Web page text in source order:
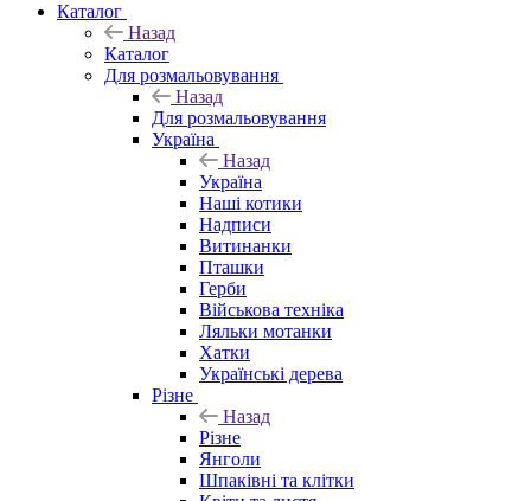
Каталог
Назад
Каталог
Для розмальовування
Назад
Для розмальовування
Україна
Назад
Україна
Наші котики
Надписи
Витинанки
Пташки
Герби
Військова техніка
Ляльки мотанки
Хатки
Українські дерева
Різне
Назад
Різне
Янголи
Шпаківні та клітки